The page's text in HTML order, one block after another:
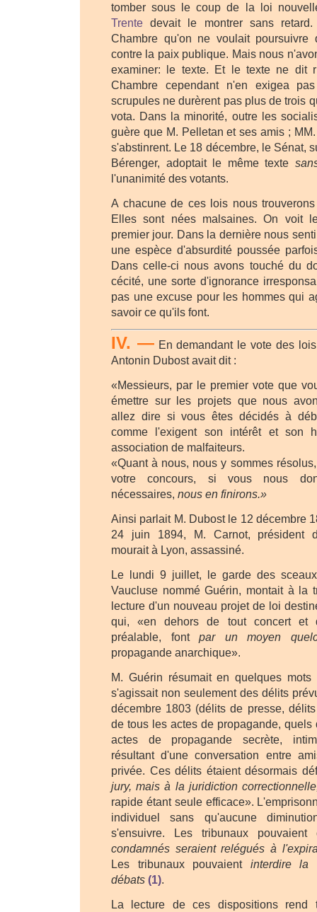
tomber sous le coup de la loi
Trente devait le montrer sans
Chambre qu'on ne voulait poursuivre
contre la paix publique. Mais nous
examiner: le texte. Et le texte ne dit
Chambre cependant n'en exigea
scrupules ne durèrent pas plus de trois
vota. Dans la minorité, outre les
guère que M. Pelletan et ses amis ;
s'abstinrent. Le 18 décembre, le Sénat,
Bérenger, adoptait le même texte
l'unanimité des votants.
A chacune de ces lois nous
Elles sont nées malsaines. On voit
premier jour. Dans la dernière nous
une espèce d'absurdité poussée
Dans celle-ci nous avons touché du
cécité, une sorte d'ignorance
pas une excuse pour les hommes qui
savoir ce qu'ils font.
IV. —En demandant le vote des
Antonin Dubost avait dit :
«Messieurs, par le premier vote que
émettre sur les projets que nous
allez dire si vous êtes décidés à
comme l'exigent son intérêt et son
association de malfaiteurs.
«Quant à nous, nous y sommes
votre concours, si vous nous
nécessaires, nous en finirons.»
Ainsi parlait M. Dubost le 12 décembre
24 juin 1894, M. Carnot, président
mourait à Lyon, assassiné.
Le lundi 9 juillet, le garde des
Vaucluse nommé Guérin, montait à la
lecture d'un nouveau projet de loi
qui, «en dehors de tout concert et
préalable, fontpar un moyen
propagande anarchique».
M. Guérin résumait en quelques
s'agissait non seulement des délits
décembre 1803 (délits de presse,
de tous les actes de propagande, quels
actes de propagande secrète,
résultant d'une conversation entre
privée. Ces délits étaient désormais
jury, mais à la juridiction
rapide étant seule efficace».
individuel sans qu'aucune
s'ensuivre. Les tribunaux
condamnés seraient relégués à
Les tribunaux pouvaient interdire la
débats (1)
La lecture de ces dispositions rend